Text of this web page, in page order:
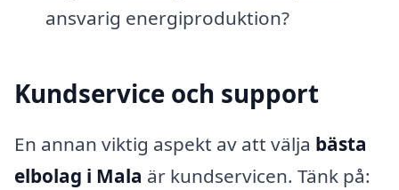
ansvarig energiproduktion?
Kundservice och support
En annan viktig aspekt av att välja bästa
elbolag i Mala är kundservicen. Tänk på: